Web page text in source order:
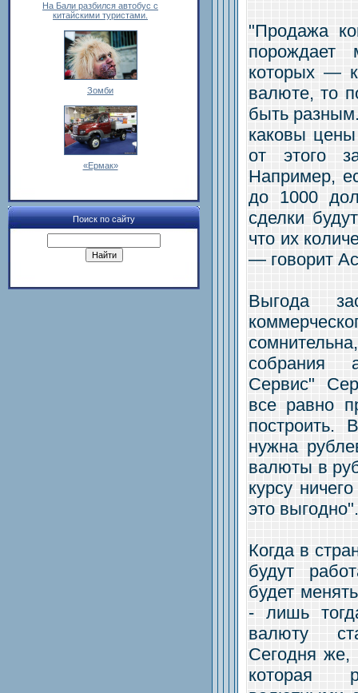
На Бали разбился автобус с
китайскими туристами.
Зомби
«Ермак»
Поиск по сайту
"Продажа
порождает
которых —
валюте, то
быть
каковы
от этого
Например,
до 1000
сделки
что их
— говорит
Выгода
собрания
Сервис"
все равно
построить.
нужна
валюты в
курсу
это выгодно".
Когда в
будут
будет
- лишь
валюту
Сегодня же,
которая